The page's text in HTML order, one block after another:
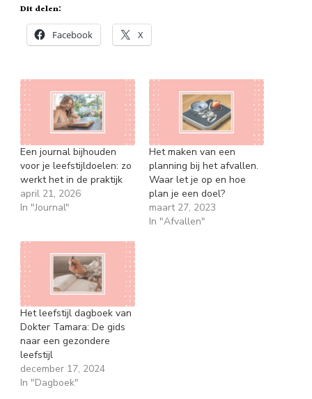
Dit delen:
Facebook X
Een journal bijhouden
voor je leefstijldoelen: zo
werkt het in de praktijk
april 21, 2026
In "Journal"
Het maken van een
planning bij het afvallen.
Waar let je op en hoe
plan je een doel?
maart 27, 2023
In "Afvallen"
Het leefstijl dagboek van
Dokter Tamara: De gids
naar een gezondere
leefstijl
december 17, 2024
In "Dagboek"